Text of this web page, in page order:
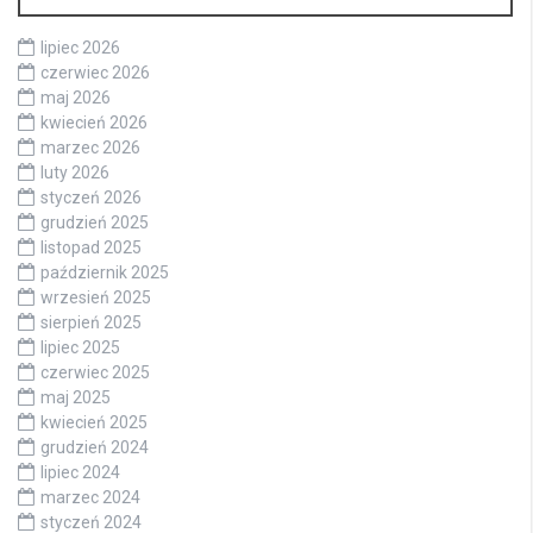
lipiec 2026
czerwiec 2026
maj 2026
kwiecień 2026
marzec 2026
luty 2026
styczeń 2026
grudzień 2025
listopad 2025
październik 2025
wrzesień 2025
sierpień 2025
lipiec 2025
czerwiec 2025
maj 2025
kwiecień 2025
grudzień 2024
lipiec 2024
marzec 2024
styczeń 2024